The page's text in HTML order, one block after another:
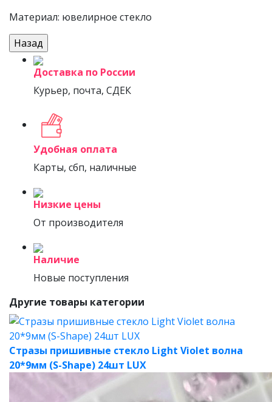
Материал: ювелирное стекло
Доставка по России
Курьер, почта, СДЕК
Удобная оплата
Карты, сбп, наличные
Низкие цены
От производителя
Наличие
Новые поступления
Другие товары категории
Стразы пришивные стекло Light Violet волна
20*9мм (S-Shape) 24шт LUX